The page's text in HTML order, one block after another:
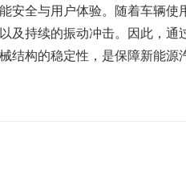
安全与用户体验。随着车辆
及持续的振动冲击。因此，
结构的稳定性，是保障新能